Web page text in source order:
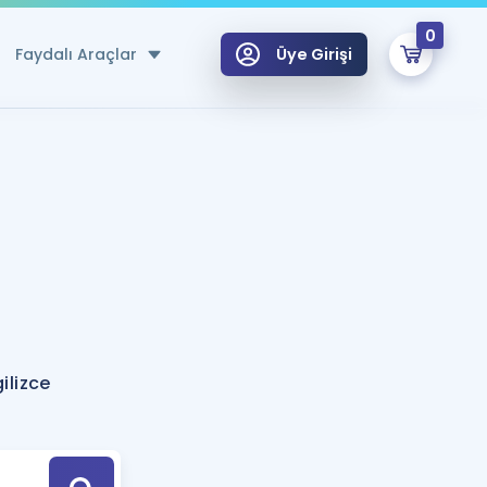
Faydalı Araçlar
Hesaplama Aracı
için Öneriler
Tek Takvimde
Üye Girişi
0